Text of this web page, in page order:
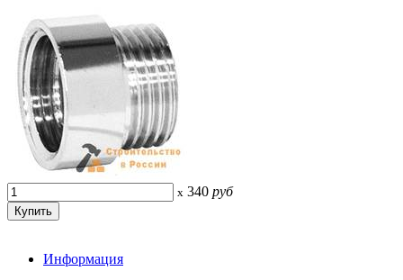
x 340 руб
Информация